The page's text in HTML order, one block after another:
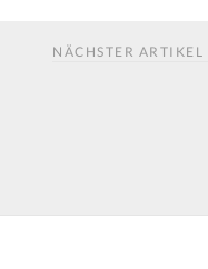
NÄCHSTER ARTIKEL